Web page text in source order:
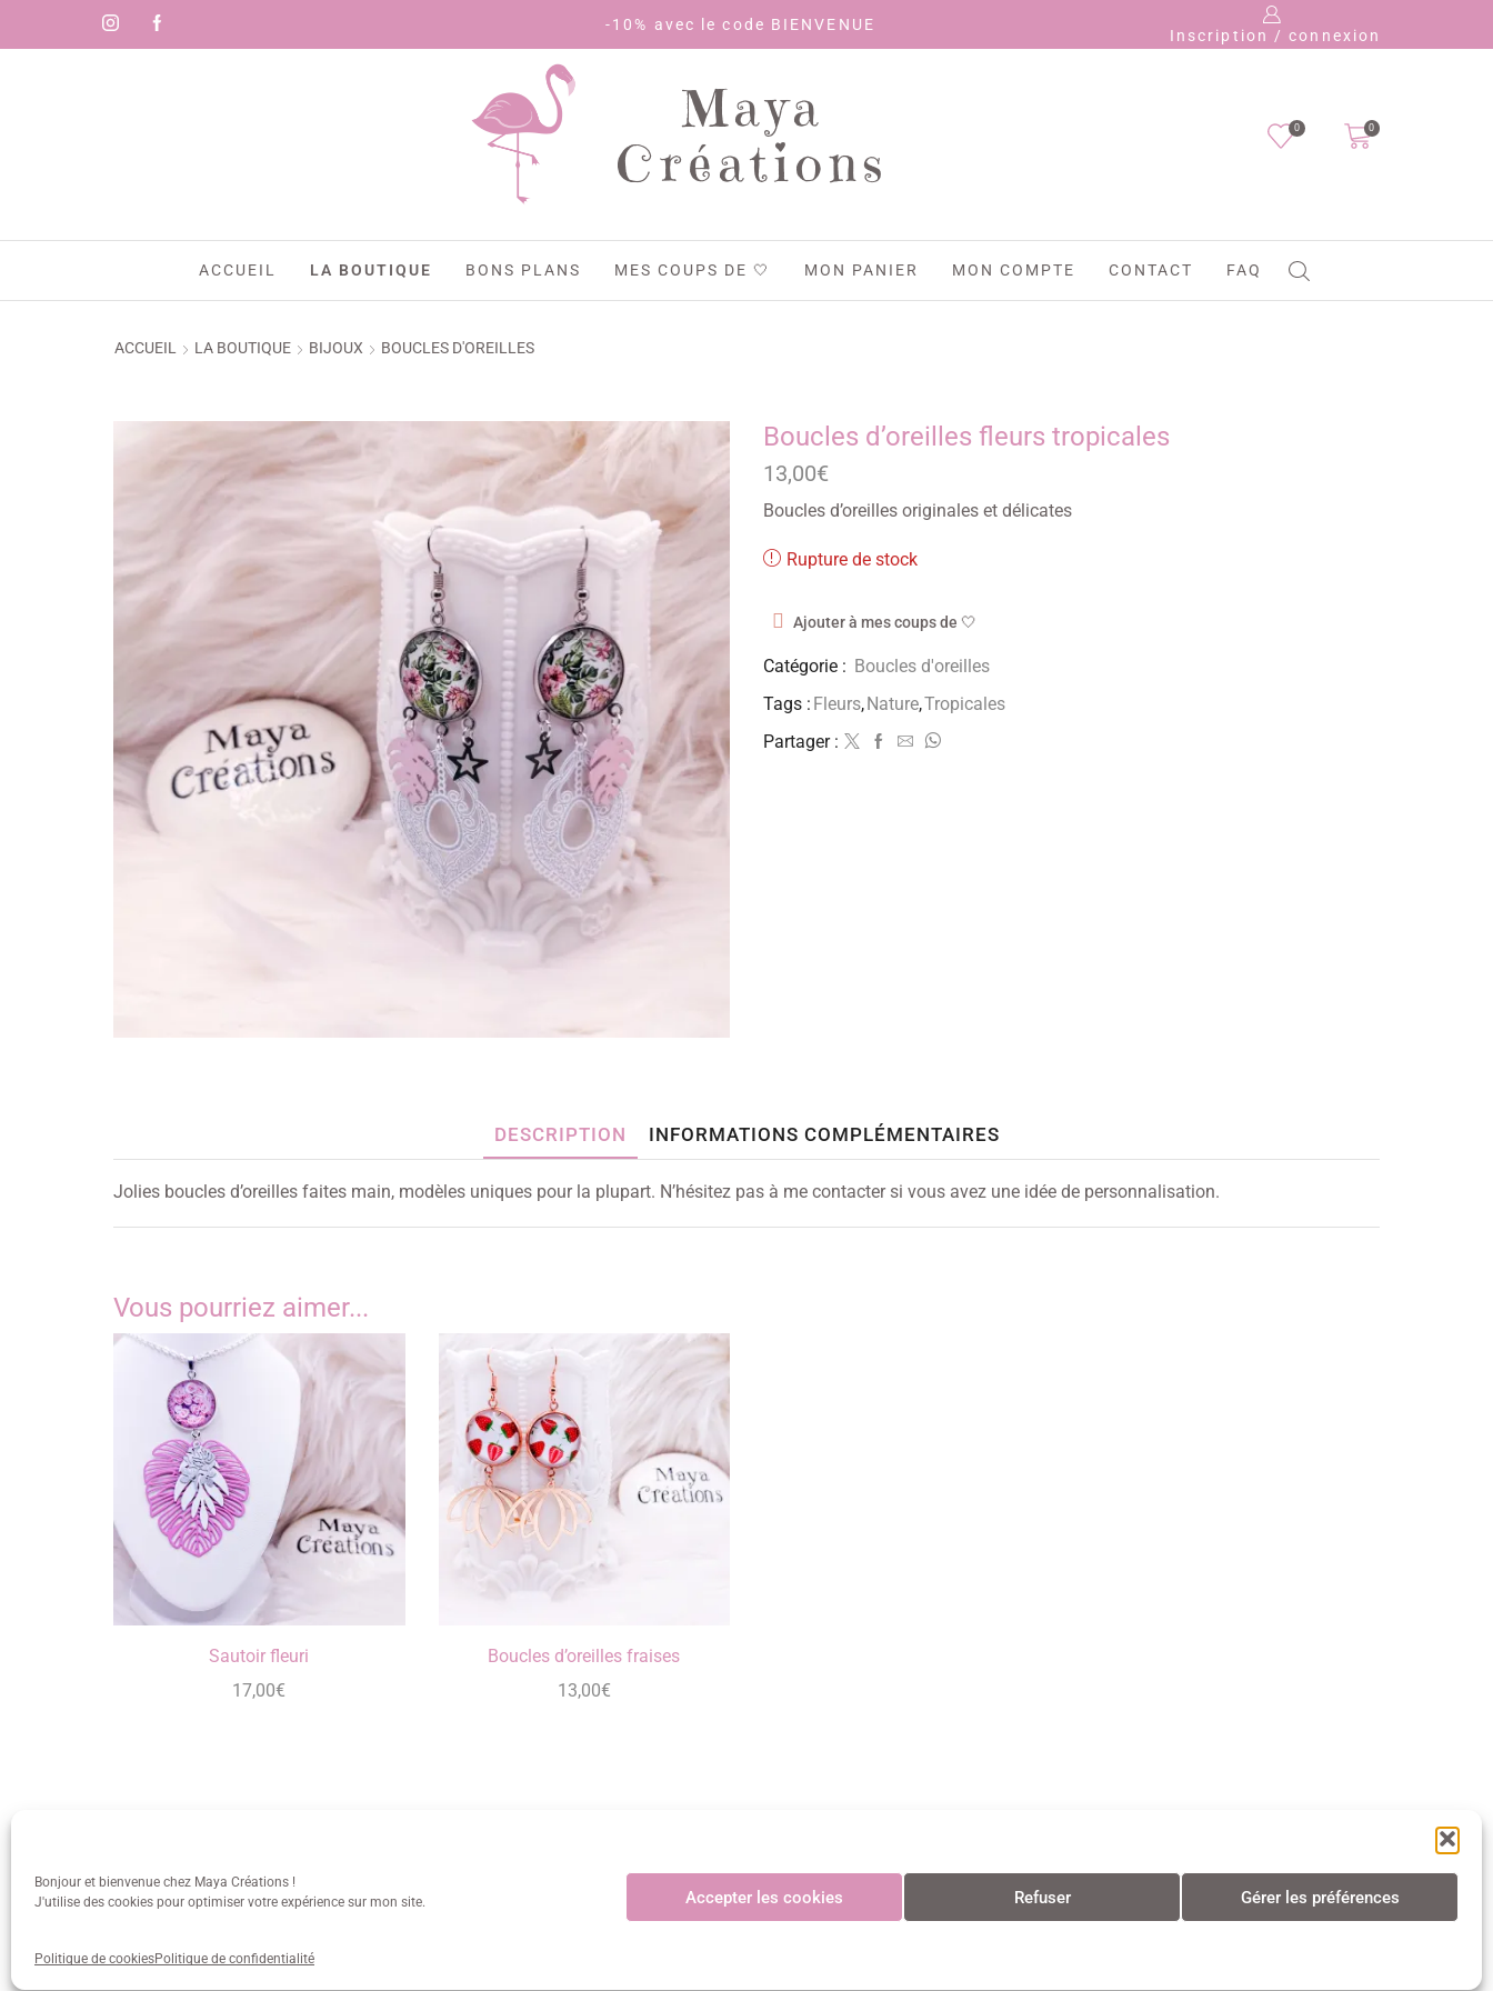
Bonjour et bienvenue chez Maya Créations !
J'utilise des cookies pour optimiser votre expérience sur mon site.
Accepter les cookies Refuser Gérer les préférences
Politique de cookiesPolitique de confidentialité
-10% avec le code BIENVENUE
Inscription / connexion
Maya
Créations
0 0
ACCUEIL LA BOUTIQUE BONS PLANS MES COUPS DE 🤍 MON PANIER MON COMPTE CONTACT FAQ
ACCUEIL LA BOUTIQUE BIJOUX BOUCLES D'OREILLES
Boucles d’oreilles fleurs tropicales
13,00€
Boucles d’oreilles originales et délicates
Rupture de stock
Ajouter à mes coups de 🤍
Catégorie : Boucles d'oreilles
Tags : Fleurs,Nature,Tropicales
Partager :
DESCRIPTION INFORMATIONS COMPLÉMENTAIRES
Jolies boucles d’oreilles faites main, modèles uniques pour la plupart. N’hésitez pas à me contacter si vous avez une idée de personnalisation.
Vous pourriez aimer...
Sautoir fleuri
17,00€
Boucles d’oreilles fraises
13,00€
Maya Créations
info@mayacreations.fr Politique des cookies